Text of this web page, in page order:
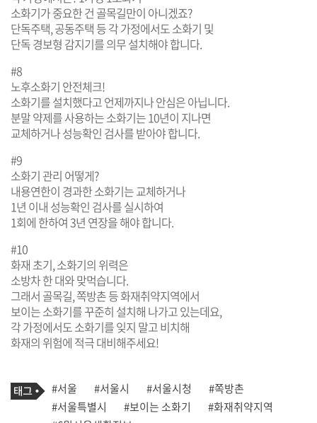
소화기가 중요한 건 골목길만이 아니겠죠?
단독주택, 공동주택 등 각 가정에서도 소화기 및
단독 경보형 감지기를 의무 설치해야 합니다.
#8
노후소화기 안전체크!
소화기를 설치했다고 언제까지나 안심은 아닙니다.
분말 약제를 사용하는 소화기는 10년이 지나면
교체하거나 성능확인 검사를 받아야 합니다.
#9
소화기 관리 어떻게?
내용연한이 경과한 소화기는 교체하거나
1년 이내 성능확인 검사를 실시하여
1회에 한하여 3년 연장을 해야 합니다.
#10
화재 초기, 소화기의 위력은
소방차 한 대와 맞먹습니다.
그래서 골목길, 쪽방촌 등 화재취약지역에서
보이는 소화기를 꾸준히 설치해 나가고 있는데요,
각 가정에서도 소화기를 잊지 말고 비치해
화재의 위험에 적극 대비해주세요!
기
사
관
련
태
그
#서울 #서울시 #서울시청
#쪽방촌
#서울특별시
#보이는 소화기
#화재취약지역